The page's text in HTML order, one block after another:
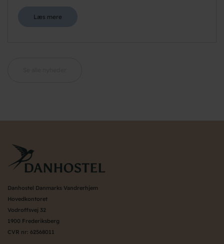
Læs mere
Danhostel Danmarks Vandrerhjem
Hovedkontoret
Vodroffsvej 32
1900 Frederiksberg
CVR nr: 62568011